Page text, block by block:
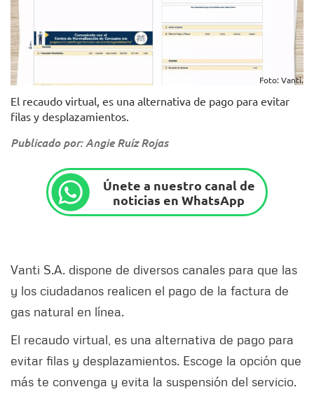
Foto: Vanti.
El recaudo virtual, es una alternativa de pago para evitar
filas y desplazamientos.
Publicado por: Angie Ruíz Rojas
Únete a nuestro canal de
noticias en WhatsApp
Vanti S.A. dispone de diversos canales para que las
y los ciudadanos realicen el pago de la factura de
gas natural en línea.
El recaudo virtual, es una alternativa de pago para
evitar filas y desplazamientos. Escoge la opción que
más te convenga y evita la suspensión del servicio.